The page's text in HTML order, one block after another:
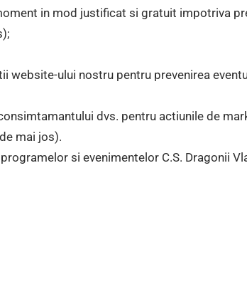
in mod justificat si gratuit impotriva
website-ului nostru pentru prevenirea
dvs. pentru actiunile de
mai jos).
si evenimentelor C.S. Dragonii